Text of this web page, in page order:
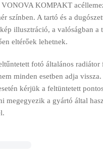
KOMPAKT
színben. A tartó és a
illusztráció, a valóságban a
eltérőek lehetnek.
fotó általános radiátor
minden esetben adja vissza.
kérjük a feltüntetett
megegyezik a gyártó által